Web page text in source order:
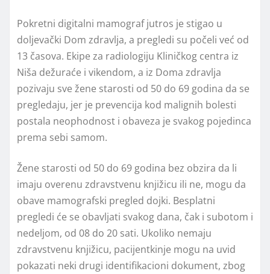
Pokretni digitalni mamograf jutros je stigao u
doljevački Dom zdravlja, a pregledi su počeli već od
13 časova. Ekipe za radiologiju Kliničkog centra iz
Niša dežuraće i vikendom, a iz Doma zdravlja
pozivaju sve žene starosti od 50 do 69 godina da se
pregledaju, jer je prevencija kod malignih bolesti
postala neophodnost i obaveza je svakog pojedinca
prema sebi samom.
Žene starosti od 50 do 69 godina bez obzira da li
imaju overenu zdravstvenu knjižicu ili ne, mogu da
obave mamografski pregled dojki. Besplatni
pregledi će se obavljati svakog dana, čak i subotom i
nedeljom, od 08 do 20 sati. Ukoliko nemaju
zdravstvenu knjižicu, pacijentkinje mogu na uvid
pokazati neki drugi identifikacioni dokument, zbog